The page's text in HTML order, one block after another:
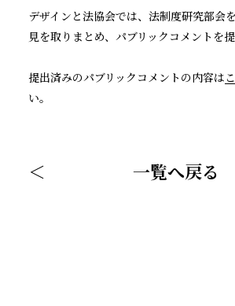
会員名簿
入会案内
デザインと法協会では、法制度研究部会
見を取りまとめ、パブリックコメントを提
提出済みのパブリックコメントの内容は
い。
＜ 一覧へ戻る